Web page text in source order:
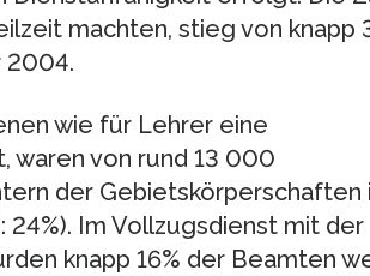
machten, stieg von knapp
2004.
wie für Lehrer eine
waren von rund 13 000
der Gebietskörperschaften
Im Vollzugsdienst mit der
knapp 16% der Beamten